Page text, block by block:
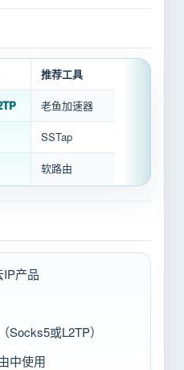
推荐工具
老鱼加速器
SSTap
软路由
产品
Socks5或L2TP）
中使用